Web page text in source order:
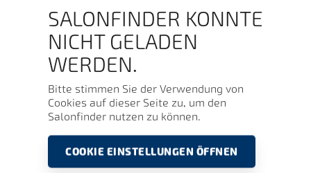
SALONFINDER KONNTE
NICHT GELADEN
WERDEN.
Bitte stimmen Sie der Verwendung von
Cookies auf dieser Seite zu, um den
Salonfinder nutzen zu können.
COOKIE EINSTELLUNGEN ÖFFNEN